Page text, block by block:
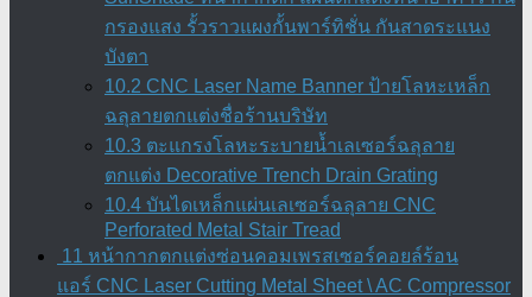
กรองแสง รั้วราวแผงกั้นพาร์ทิชั่น กันสาดระแนง
บังตา
10.2 CNC Laser Name Banner ป้ายโลหะเหล็ก
ฉลุลายตกแต่งชื่อร้านบริษัท
10.3 ตะแกรงโลหะระบายน้ำเลเซอร์ฉลุลาย
ตกแต่ง Decorative Trench Drain Grating
10.4 บันไดเหล็กแผ่นเลเซอร์ฉลุลาย CNC
Perforated Metal Stair Tread
11 หน้ากากตกแต่งซ่อนคอมเพรสเซอร์คอยล์ร้อน
แอร์ CNC Laser Cutting Metal Sheet \ AC Compressor